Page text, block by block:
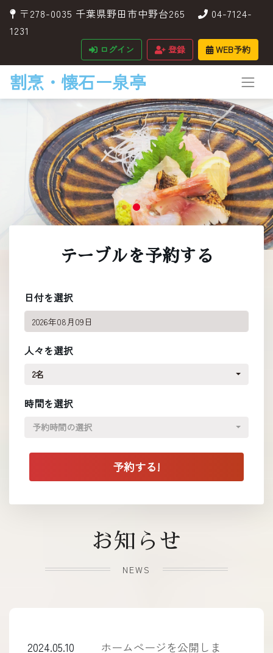
〒278-0035 千葉県野田市中野台265
04-7124-
1231
ログイン 登録 WEB予約
割烹・懐石ー泉亭
テーブルを予約する
日付を選択
人々を選択
2名
時間を選択
予約時間の選択
お知らせ
NEWS
2024.05.10
ホームぺージを公開しま